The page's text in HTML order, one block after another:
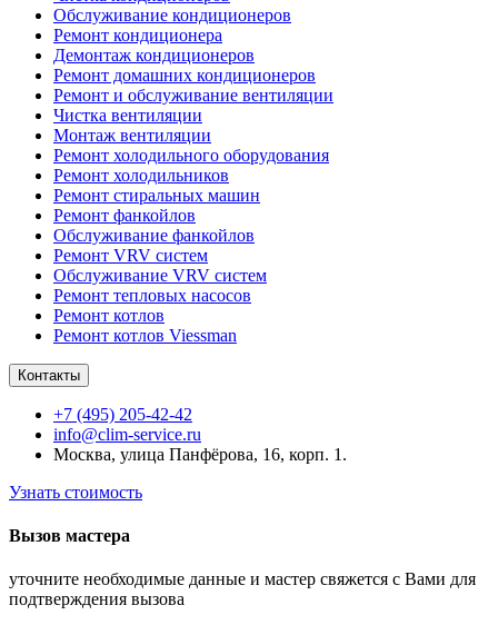
Обслуживание кондиционеров
Ремонт кондиционера
Демонтаж кондиционеров
Ремонт домашних кондиционеров
Ремонт и обслуживание вентиляции
Чистка вентиляции
Монтаж вентиляции
Ремонт холодильного оборудования
Ремонт холодильников
Ремонт стиральных машин
Ремонт фанкойлов
Обслуживание фанкойлов
Ремонт VRV систем
Обслуживание VRV систем
Ремонт тепловых насосов
Ремонт котлов
Ремонт котлов Viessman
Контакты
+7 (495) 205-42-42
info@clim-service.ru
Москва, улица Панфёрова, 16, корп. 1.
Узнать стоимость
Вызов мастера
уточните необходимые данные и мастер свяжется с Вами для
подтверждения вызова